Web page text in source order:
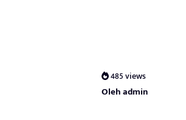
485 views
Oleh admin